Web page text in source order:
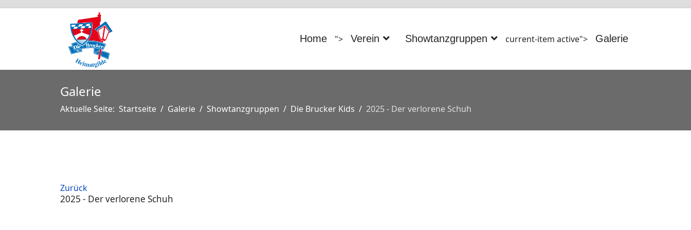
Home "> Verein Showtanzgruppen current-item active"> Galerie
Galerie
Aktuelle Seite: Startseite Galerie Showtanzgruppen Die Brucker Kids 2025 - Der verlorene Schuh
Zurück
2025 - Der verlorene Schuh